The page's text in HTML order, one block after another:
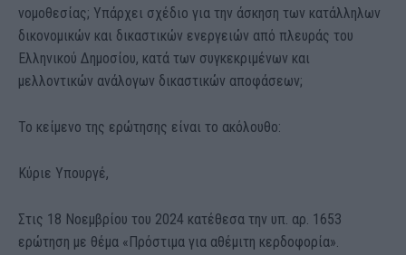
νομοθεσίας; Υπάρχει σχέδιο για την άσκηση των κατάλληλων
δικονομικών και δικαστικών ενεργειών από πλευράς του
Ελληνικού Δημοσίου, κατά των συγκεκριμένων και
μελλοντικών ανάλογων δικαστικών αποφάσεων;
Το κείμενο της ερώτησης είναι το ακόλουθο:
Κύριε Υπουργέ,
Στις 18 Νοεμβρίου του 2024 κατέθεσα την υπ. αρ. 1653
ερώτηση με θέμα «Πρόστιμα για αθέμιτη κερδοφορία».